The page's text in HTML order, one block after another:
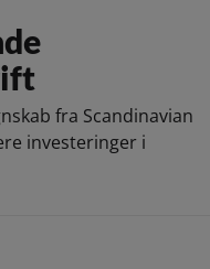
fra Scandinavian
investeringer i